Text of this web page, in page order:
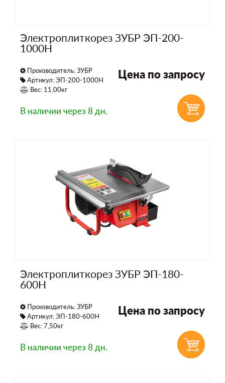
Электроплиткорез ЗУБР ЭП-200-
1000Н
Производитель:ЗУБР
Артикул: ЭП-200-1000Н
Вес: 11,00кг
Цена по запросу
В наличии через 8 дн.
Электроплиткорез ЗУБР ЭП-180-
600Н
Производитель:ЗУБР
Артикул: ЭП-180-600Н
Вес: 7,50кг
Цена по запросу
В наличии через 8 дн.